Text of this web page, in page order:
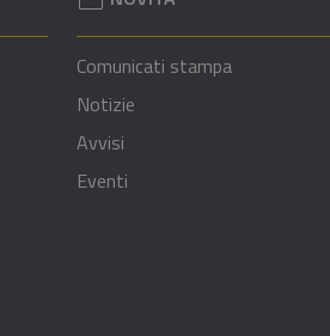
Comunicati stampa
Notizie
Avvisi
Eventi